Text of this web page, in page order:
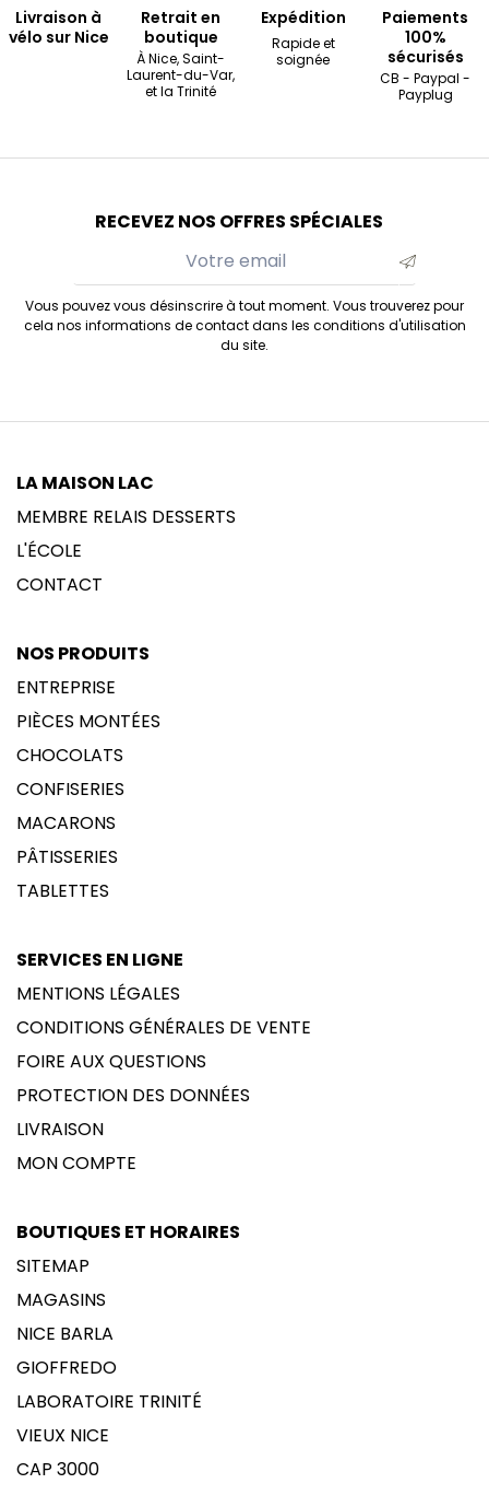
Livraison à
vélo sur Nice
Retrait en
boutique
À Nice, Saint-
Laurent-du-Var,
et la Trinité
Expédition
Rapide et
soignée
Paiements
100%
sécurisés
CB - Paypal -
Payplug
RECEVEZ NOS OFFRES SPÉCIALES
Vous pouvez vous désinscrire à tout moment. Vous trouverez pour
cela nos informations de contact dans les conditions d'utilisation
du site.
LA MAISON LAC
MEMBRE RELAIS DESSERTS
L'ÉCOLE
CONTACT
NOS PRODUITS
ENTREPRISE
PIÈCES MONTÉES
CHOCOLATS
CONFISERIES
MACARONS
PÂTISSERIES
TABLETTES
SERVICES EN LIGNE
MENTIONS LÉGALES
CONDITIONS GÉNÉRALES DE VENTE
FOIRE AUX QUESTIONS
PROTECTION DES DONNÉES
LIVRAISON
MON COMPTE
BOUTIQUES ET HORAIRES
SITEMAP
MAGASINS
NICE BARLA
GIOFFREDO
LABORATOIRE TRINITÉ
VIEUX NICE
CAP 3000